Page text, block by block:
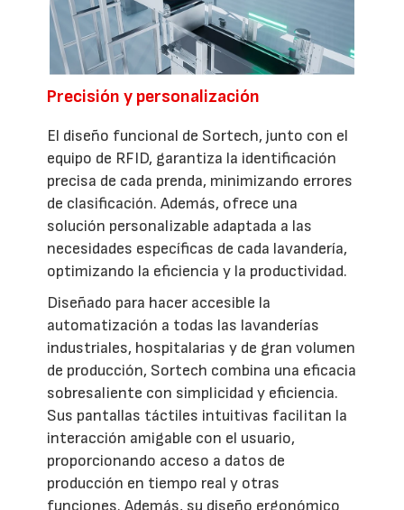
Precisión y personalización
El diseño funcional de Sortech, junto con el
equipo de RFID, garantiza la identificación
precisa de cada prenda, minimizando errores
de clasificación. Además, ofrece una
solución personalizable adaptada a las
necesidades específicas de cada lavandería,
optimizando la eficiencia y la productividad.
Diseñado para hacer accesible la
automatización a todas las lavanderías
industriales, hospitalarias y de gran volumen
de producción, Sortech combina una eficacia
sobresaliente con simplicidad y eficiencia.
Sus pantallas táctiles intuitivas facilitan la
interacción amigable con el usuario,
proporcionando acceso a datos de
producción en tiempo real y otras
funciones. Además, su diseño ergonómico